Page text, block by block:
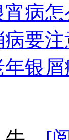
病
要
银